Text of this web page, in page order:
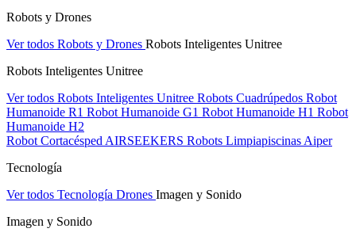
Robots y Drones
Ver todos Robots y Drones Robots Inteligentes Unitree
Robots Inteligentes Unitree
Ver todos Robots Inteligentes Unitree Robots Cuadrúpedos Robot
Humanoide R1 Robot Humanoide G1 Robot Humanoide H1 Robot
Humanoide H2
Robot Cortacésped AIRSEEKERS Robots Limpiapiscinas Aiper
Tecnología
Ver todos Tecnología Drones Imagen y Sonido
Imagen y Sonido